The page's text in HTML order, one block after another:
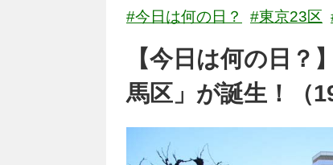
#今日は何の日？ #東京23区
【今日は何の日？
馬区」が誕生！（